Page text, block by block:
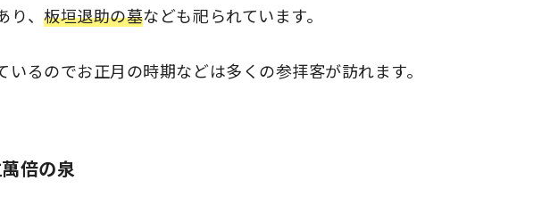
り、板垣退助の墓なども祀られています。
るのでお正月の時期などは多くの参拝客が訪れます。
倍の泉